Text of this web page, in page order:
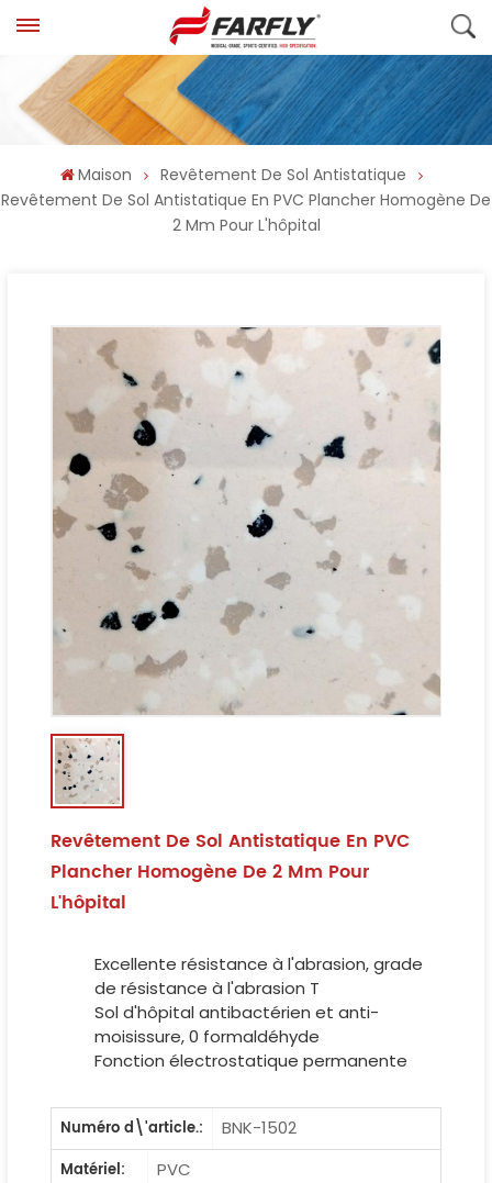
Maison
Revêtement De Sol Antistatique
Revêtement De Sol Antistatique En PVC Plancher Homogène De
2 Mm Pour L'hôpital
Revêtement De Sol Antistatique En PVC
Plancher Homogène De 2 Mm Pour
L'hôpital
Excellente résistance à l'abrasion, grade
de résistance à l'abrasion T
Sol d'hôpital antibactérien et anti-
moisissure, 0 formaldéhyde
Fonction électrostatique permanente
Numéro d\'article.:
BNK-1502
Matériel:
PVC